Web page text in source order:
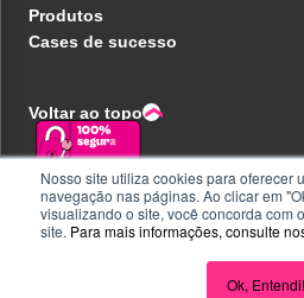
Nosso site utiliza cookies para oferecer
navegação nas páginas. Ao clicar em
visualizando o site, você concorda com
site. Para mais informações, consulte
Ok, Entendi!
Produtos
Cases de sucesso
Voltar ao topo
Política de privacidade
Central de ajuda
Liberdade e Privacidade